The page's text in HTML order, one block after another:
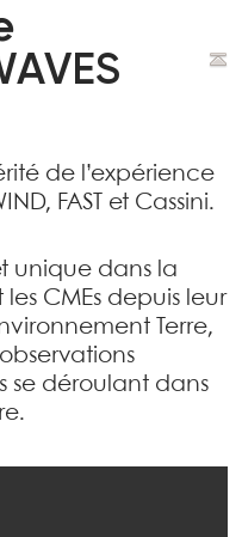
de l’expérience
FAST et Cassini.
unique dans la
les CMEs depuis leur
Terre,
se déroulant dans